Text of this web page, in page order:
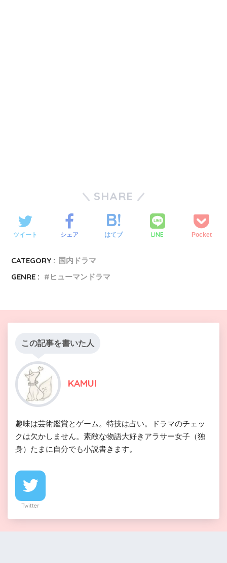
SHARE
ツイート シェア はてブ LINE Pocket
CATEGORY : 国内ドラマ
GENRE :
ヒューマンドラマ
この記事を書いた人
KAMUI
趣味は芸術鑑賞とゲーム。特技は占い。ドラマのチェッ
クは欠かしません。素敵な物語大好きアラサー女子（独
身）たまに自分でも小説書きます。
Twitter